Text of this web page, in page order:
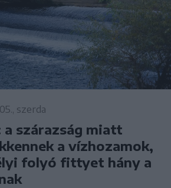
szerda
a szárazság miatt
a vízhozamok,
folyó fittyet hány a